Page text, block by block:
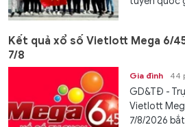
Kết quả xổ số Vietlott Mega 6/
7/8
Gia đình 44
GD&TĐ -
Vietlott
7/8/2026